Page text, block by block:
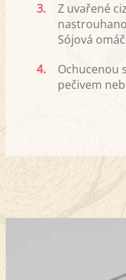
3.
Z uvařené
Sójová
4.
Ochucenou
pečivem